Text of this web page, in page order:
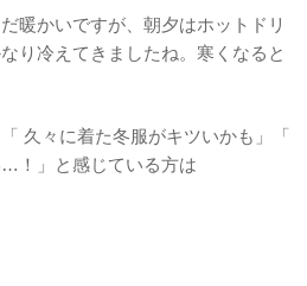
暖かいですが、朝夕はホットドリ
り冷えてきましたね。寒くなると
久々に着た冬服がキツいかも」「
！」と感じている方は